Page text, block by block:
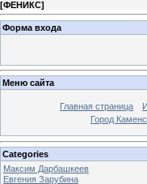
[ФЕНИКС]
Форма входа
Меню сайта
Главная страница
Город
Categories
Максим Дарбашкеев
Евгения Зарубина